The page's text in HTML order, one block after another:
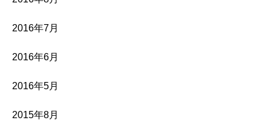
2016年7月
2016年6月
2016年5月
2015年8月